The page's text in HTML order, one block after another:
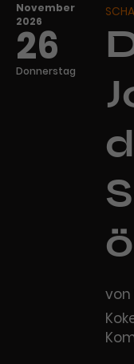
November
2026
26
Donnerstag
von